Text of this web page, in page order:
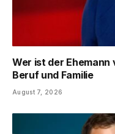
Wer ist der Ehemann
Beruf und Familie
August 7, 2026